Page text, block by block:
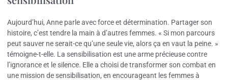
Aujourd’hui, Anne parle avec force et détermination. Partager son
histoire, c’est tendre la main à d’autres femmes. « Si mon parcours
peut sauver ne serait-ce qu’une seule vie, alors ça en vaut la peine. »
témoigne-t-elle. La sensibilisation est une arme précieuse contre
l’ignorance et le silence. Elle a choisi de transformer son combat en
une mission de sensibilisation, en encourageant les femmes à